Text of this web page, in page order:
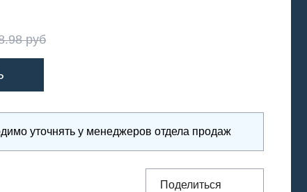
руб
уточнять у менеджеров отдела продаж
Поделиться